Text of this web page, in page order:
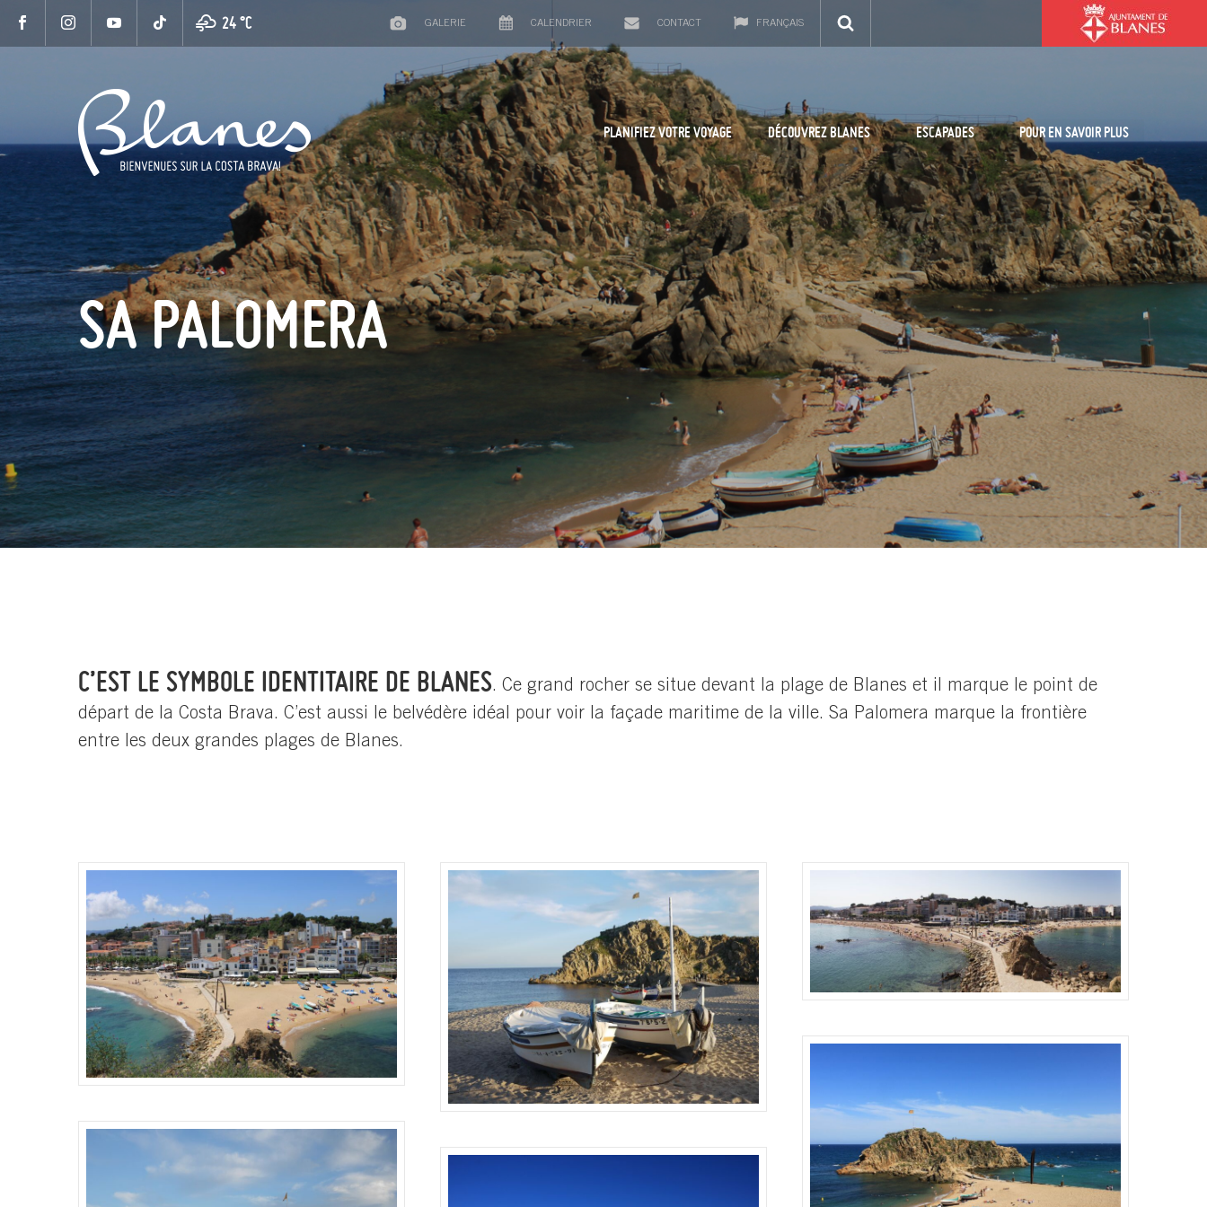
24 °C GALERIE CALENDRIER CONTACT FRANÇAIS
PLANIFIEZ VOTRE VOYAGE DÉCOUVREZ BLANES ESCAPADES POUR EN SAVOIR PLUS
SA PALOMERA
C’EST LE SYMBOLE IDENTITAIRE DE BLANES. Ce grand rocher se situe devant la plage de Blanes et il marque le point de
départ de la Costa Brava. C’est aussi le belvédère idéal pour voir la façade maritime de la ville. Sa Palomera marque la frontière
entre les deux grandes plages de Blanes.